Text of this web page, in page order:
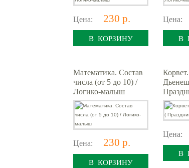
Цена: 230 р.
В КОРЗИНУ
Цена:
В
Математика. Состав
числа (от 5 до 10) /
Логико-малыш
Цена: 230 р.
В КОРЗИНУ
блоков)
Цена:
В